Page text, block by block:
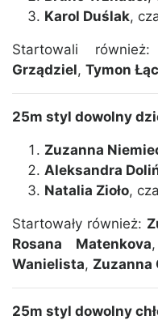
Karol Duślak,
Startowali również:
Grządziel, Tymon
25m styl dowolny
Zuzanna
Aleksandra
Natalia Zioło,
Startowały również:
Rosana Matenkova
Wanielista, Zuzanna
25m styl dowolny